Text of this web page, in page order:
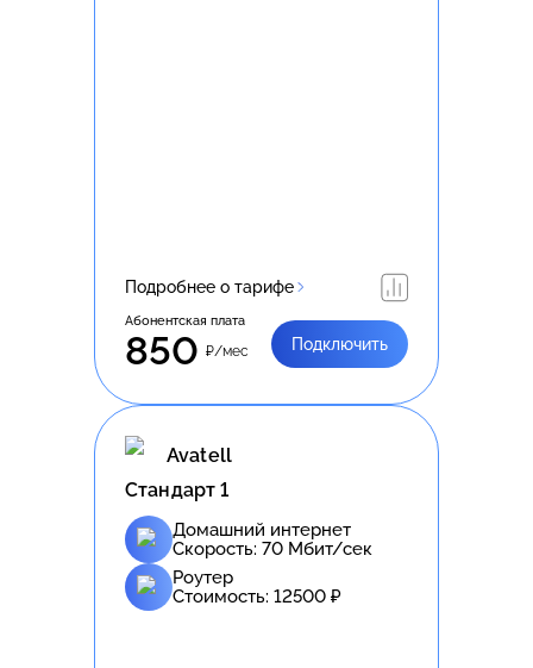
Подробнее о тарифе
Абонентская плата
850 ₽/мес Подключить
Avatell
Стандарт 1
Домашний интернет
Скорость: 70 Мбит/сек
Роутер
Стоимость: 12500 ₽